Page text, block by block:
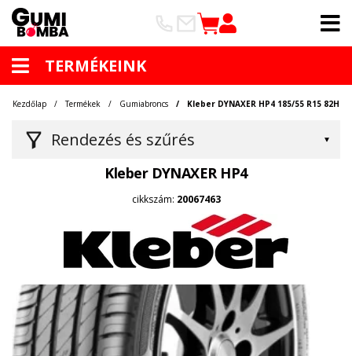
TERMÉKEINK
Rendezés és szűrés
Kezdőlap Termékek Gumiabroncs Kleber DYNAXER HP4 185/55 R15 82H
Kleber DYNAXER HP4
cikkszám: 20067463